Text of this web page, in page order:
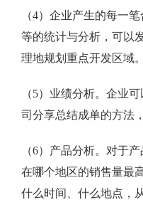
（4）企业产生的每一
等的统计与分析，可以
理地规划重点开发区域。
（5）业绩分析。企业
司分享总结成单的方法
（6）产品分析。对于
在哪个地区的销售量最
什么时间、什么地点，